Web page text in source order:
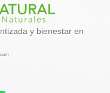
y bienestar en